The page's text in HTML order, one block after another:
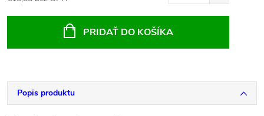
PRIDAŤ DO KOŠÍKA
Popis produktu